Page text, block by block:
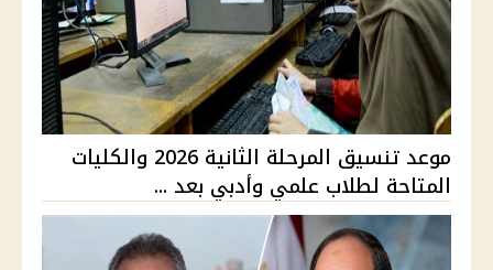
موعد تنسيق المرحلة الثانية 2026 والكليات
المتاحة لطلاب علمي وأدبي بعد ...